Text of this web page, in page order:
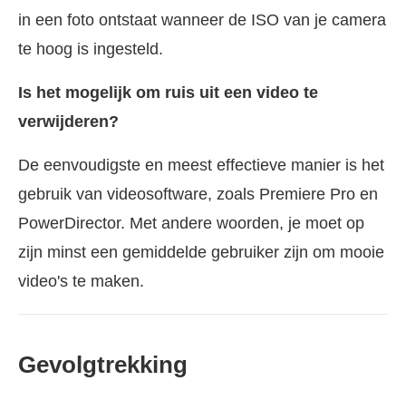
in een foto ontstaat wanneer de ISO van je camera
te hoog is ingesteld.
Is het mogelijk om ruis uit een video te
verwijderen?
De eenvoudigste en meest effectieve manier is het
gebruik van videosoftware, zoals Premiere Pro en
PowerDirector. Met andere woorden, je moet op
zijn minst een gemiddelde gebruiker zijn om mooie
video's te maken.
Gevolgtrekking